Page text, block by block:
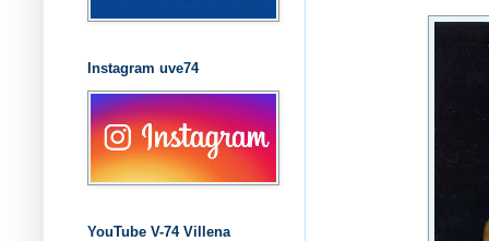
Instagram uve74
YouTube V-74 Villena